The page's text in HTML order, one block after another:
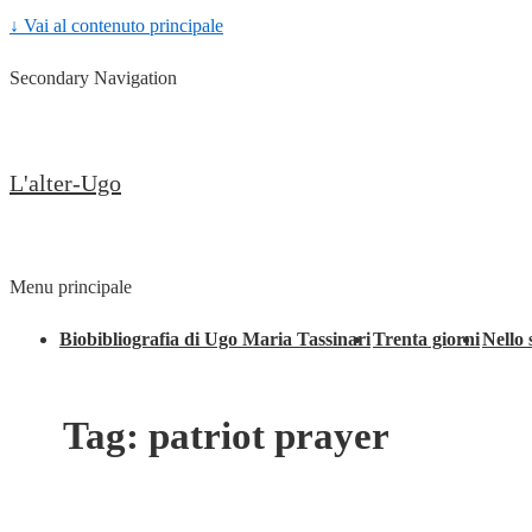
↓ Vai al contenuto principale
Secondary Navigation
L'alter-Ugo
Menu principale
Biobibliografia di Ugo Maria TassinariTrenta giorniNello
Tag: patriot prayer